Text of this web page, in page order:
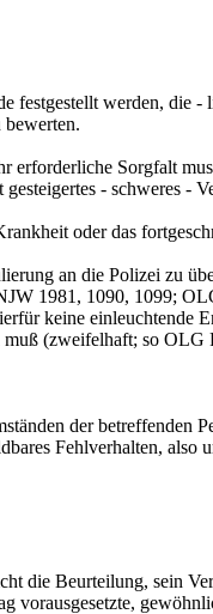
werden, die
bewerten.
Sorgfalt
- schweres -
oder das
an die Polizei zu
1981, 1090, 1099;
keine einleuchtende
(zweifelhaft; so
der
Fehlverhalten, also
die Beurteilung, sein
vorausgesetzte,